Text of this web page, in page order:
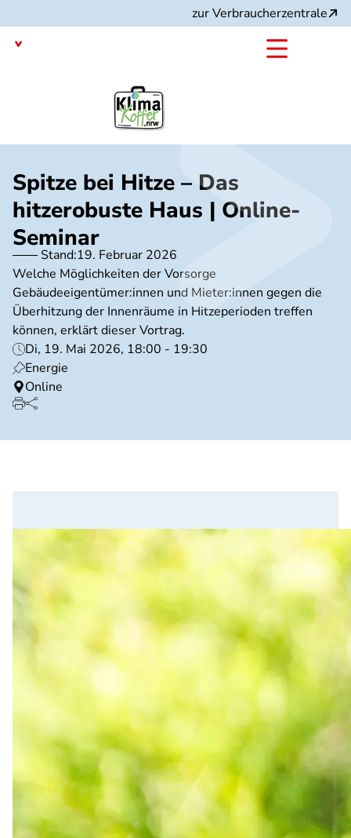
zum
Inhalt
zur Verbraucherzentrale
Spitze bei Hitze – Das
hitzerobuste Haus | Online-
Seminar
Stand:19. Februar 2026
Welche Möglichkeiten der Vorsorge
Gebäudeeigentümer:innen und Mieter:innen gegen die
Überhitzung der Innenräume in Hitzeperioden treffen
können, erklärt dieser Vortrag.
Di, 19. Mai 2026, 18:00 - 19:30
Energie
Online